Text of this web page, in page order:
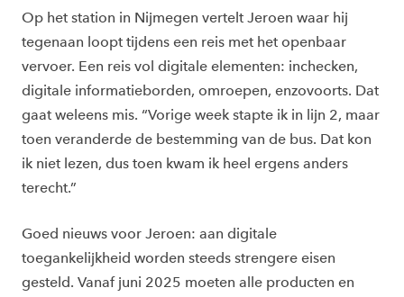
Op het station in Nijmegen vertelt Jeroen waar hij
tegenaan loopt tijdens een reis met het openbaar
vervoer. Een reis vol digitale elementen: inchecken,
digitale informatieborden, omroepen, enzovoorts. Dat
gaat weleens mis. “Vorige week stapte ik in lijn 2, maar
toen veranderde de bestemming van de bus. Dat kon
ik niet lezen, dus toen kwam ik heel ergens anders
terecht.”
Goed nieuws voor Jeroen: aan digitale
toegankelijkheid worden steeds strengere eisen
gesteld. Vanaf juni 2025 moeten alle producten en